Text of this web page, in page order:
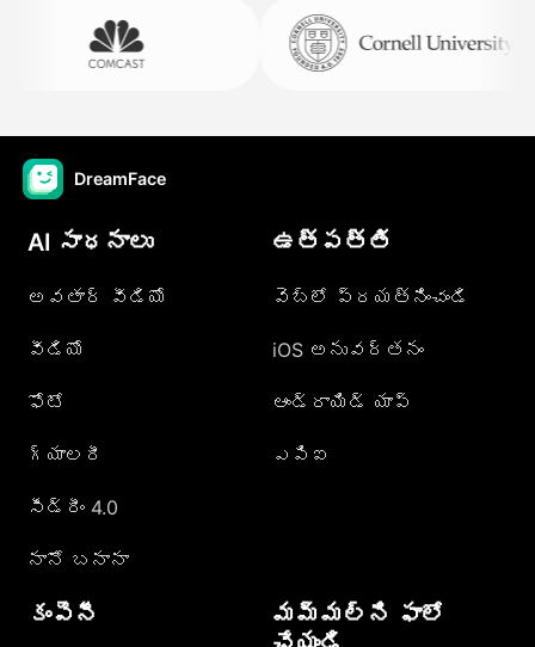
DreamFace
AI సాధనాలు
అవతార్ వీడియో
వీడియో
ఫోటో
గ్యాలరీ
సీడ్రీం 4.0
నానో బనానా
ఉత్పత్తి
వెబ్లో ప్రయత్నించండి
iOS అనువర్తనం
ఆండ్రాయిడ్ యాప్
ఎపిఐ
కంపెనీ
మమ్మల్ని ఫాలో